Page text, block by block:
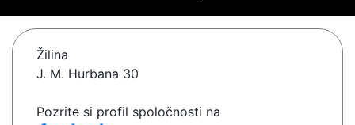
Žilina
J. M. Hurbana 30
Pozrite si profil spoločnosti na